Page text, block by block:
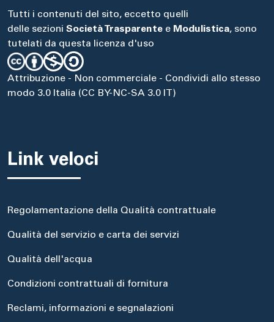
Tutti i contenuti del sito, eccetto quelli
delle sezioni Società Trasparente e Modulistica, sono
tutelati da questa licenza d'uso
Attribuzione - Non commerciale - Condividi allo stesso
modo 3.0 Italia (CC BY-NC-SA 3.0 IT)
Link veloci
Regolamentazione della Qualità contrattuale
Qualità del servizio e carta dei servizi
Qualità dell'acqua
Condizioni contrattuali di fornitura
Reclami, informazioni e segnalazioni